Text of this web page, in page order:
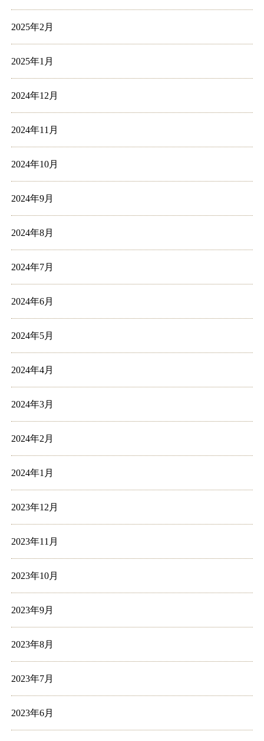
2025年2月
2025年1月
2024年12月
2024年11月
2024年10月
2024年9月
2024年8月
2024年7月
2024年6月
2024年5月
2024年4月
2024年3月
2024年2月
2024年1月
2023年12月
2023年11月
2023年10月
2023年9月
2023年8月
2023年7月
2023年6月